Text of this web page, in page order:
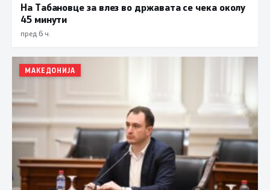
На Табановце за влез во државата се чека околу
45 минути
пред 6 ч.
МАКЕДОНИЈА